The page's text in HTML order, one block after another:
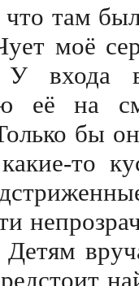
там
моё
У входа
её на
бы
то